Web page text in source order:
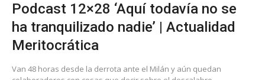
Podcast 12×28 ‘Aquí todavía no se
ha tranquilizado nadie’ | Actualidad
Meritocrática
Van 48 horas desde la derrota ante el Milán y aún quedan